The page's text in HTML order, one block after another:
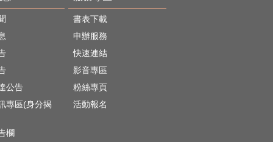
公告
專區(身分揭
欄
書表下載
申辦服務
快速連結
影音專區
粉絲專頁
活動報名